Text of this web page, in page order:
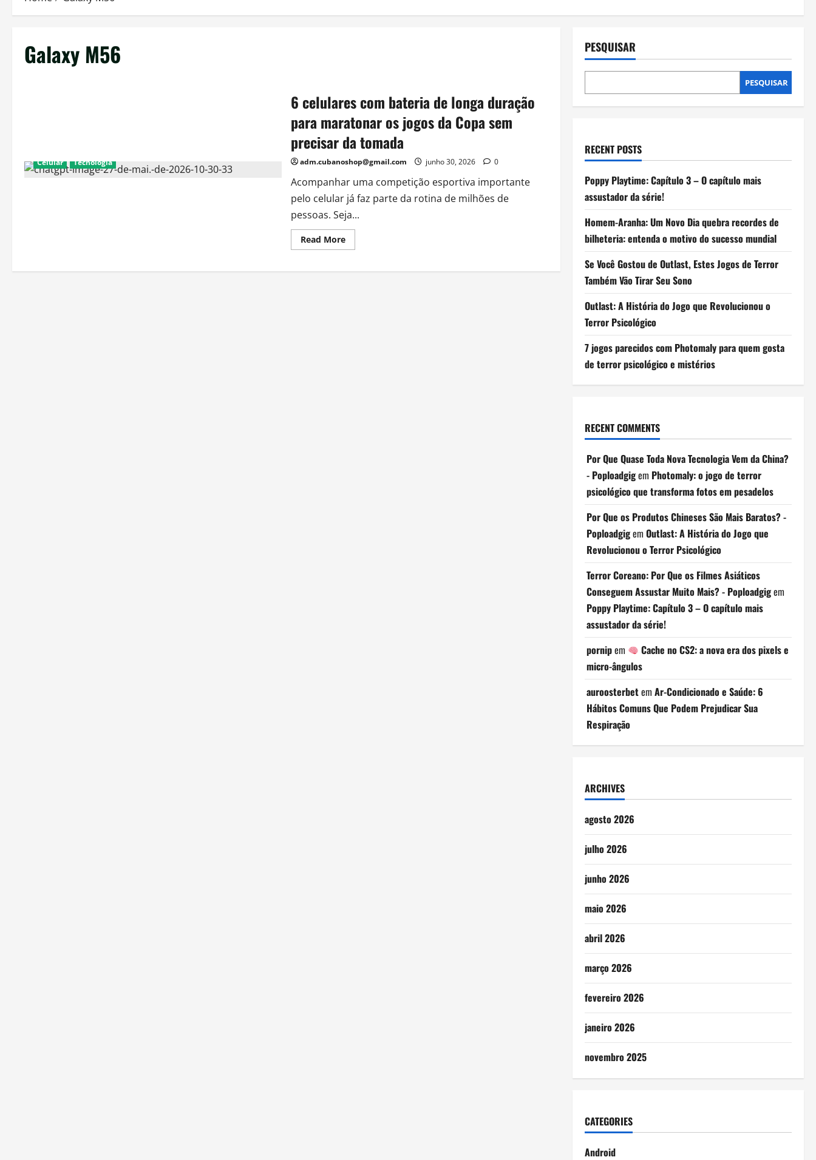
Galaxy M56
Celular Técnologia
6 celulares com bateria de longa duração
para maratonar os jogos da Copa sem
precisar da tomada
adm.cubanoshop@gmail.com junho 30, 2026 0
Acompanhar uma competição esportiva importante
pelo celular já faz parte da rotina de milhões de
pessoas. Seja...
Read MoreRead
more
celulares
PESQUISAR
PESQUISAR
RECENT POSTS
Poppy Playtime: Capítulo 3 – O capítulo mais
assustador da série!
Homem-Aranha: Um Novo Dia quebra recordes de
bilheteria: entenda o motivo do sucesso mundial
Se Você Gostou de Outlast, Estes Jogos de Terror
Também Vão Tirar Seu Sono
Outlast: A História do Jogo que Revolucionou o
Terror Psicológico
7 jogos parecidos com Photomaly para quem gosta
de terror psicológico e mistérios
RECENT COMMENTS
Por Que Quase Toda Nova Tecnologia Vem da China?
- Poploadgigem Photomaly: o jogo de terror
psicológico que transforma fotos em pesadelos
Por Que os Produtos Chineses São Mais Baratos? -
Poploadgigem Outlast: A História do Jogo que
Revolucionou o Terror Psicológico
Terror Coreano: Por Que os Filmes Asiáticos
Conseguem Assustar Muito Mais? - Poploadgigem
Poppy Playtime: Capítulo 3 – O capítulo mais
assustador da série!
pornipem
Cache no CS2: a nova era dos pixels e
micro-ângulos
auroosterbetem Ar-Condicionado e Saúde: 6
Hábitos Comuns Que Podem Prejudicar Sua
Respiração
ARCHIVES
agosto 2026
julho 2026
junho 2026
maio 2026
abril 2026
março 2026
fevereiro 2026
janeiro 2026
novembro 2025
CATEGORIES
Android